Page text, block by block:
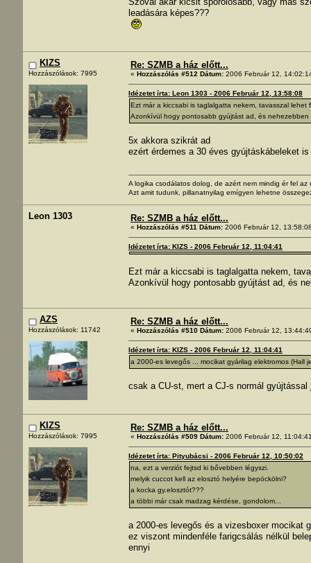
leadására képes???
KIZS
Hozzászólások: 7995
Re: SZMB a ház előtt...
« Hozzászólás #512 Dátum: 2006 Február 12,
Idézetet írta: Leon 1303 - 2006 Február 12, 13:58:08
Ezt már a kiccsabi is taglalgatta nekem, tavasszal
Azonkívül hogy pontosabb gyújtást ad, és nehezebben
5x akkora szikrát ad
ezért érdemes a 30 éves gyújtáskábeleket
A logika csodálatos dolog, de azért nem mindig ér fel
Azt amit tudunk, pillanatnyilag emígyen lehetne
Leon 1303 Re: SZMB a ház előtt...
« Hozzászólás #511 Dátum: 2006 Február 12,
Idézetet írta: KIZS - 2006 Február 12, 11:04:41
Ezt már a kiccsabi is taglalgatta nekem,
Azonkívül hogy pontosabb gyújtást ad, és
AZS
Hozzászólások: 11742
Re: SZMB a ház előtt...
« Hozzászólás #510 Dátum: 2006 Február 12,
Idézetet írta: KIZS - 2006 Február 12, 11:04:41
a 2000-es levegős ... mocikat gyárilag elektromos (Hall
csak a CU-st, mert a CJ-s normál gyújtással
KIZS
Hozzászólások: 7995
Re: SZMB a ház előtt...
« Hozzászólás #509 Dátum: 2006 Február 12,
Idézetet írta: Pityubácsi - 2006 Február 12, 10:50:02
na, ezt a verziót fejtsd ki bővebben légyszi.
melyik cuccot kell az elosztó helyére bepöckölni?
a kocka gy.elosztót???
a többi már csak madzag kérdése, gondolom...
a 2000-es levegős és a vizesboxer mocikat
ez viszont mindenféle farigcsálás nélkül
ennyi